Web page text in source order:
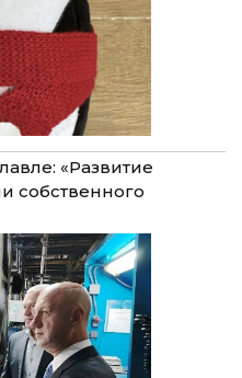
«Развитие
собственного